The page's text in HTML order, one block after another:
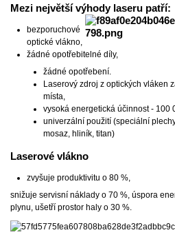
Mezi největší výhody laseru patří:
bezporuchové
optické vlákno,
žádné opotřebitelné díly,
žádné opotřebení.
Laserový zdroj z optických vláken
místa,
vysoká energetická účinnost - 100
univerzální použití (speciální
mosaz, hliník, titan)
Laserové vlákno
zvyšuje produktivitu o 80 %,
snižuje servisní náklady o 70 %, úspora
plynu, ušetří prostor haly o 30 %.